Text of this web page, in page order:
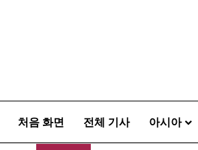
처음 화면 전체 기사 아시아